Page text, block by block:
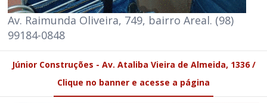
Av. Raimunda Oliveira, 749, bairro Areal. (98)
99184-0848
Júnior Construções - Av. Ataliba Vieira de Almeida, 1336 /
Clique no banner e acesse a página